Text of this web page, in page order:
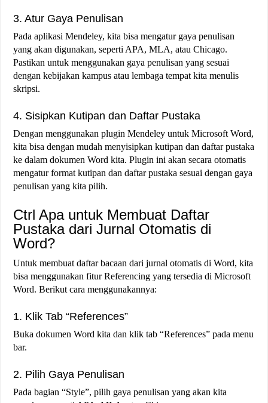
3. Atur Gaya Penulisan
Pada aplikasi Mendeley, kita bisa mengatur gaya penulisan
yang akan digunakan, seperti APA, MLA, atau Chicago.
Pastikan untuk menggunakan gaya penulisan yang sesuai
dengan kebijakan kampus atau lembaga tempat kita menulis
skripsi.
4. Sisipkan Kutipan dan Daftar Pustaka
Dengan menggunakan plugin Mendeley untuk Microsoft Word,
kita bisa dengan mudah menyisipkan kutipan dan daftar pustaka
ke dalam dokumen Word kita. Plugin ini akan secara otomatis
mengatur format kutipan dan daftar pustaka sesuai dengan gaya
penulisan yang kita pilih.
Ctrl Apa untuk Membuat Daftar
Pustaka dari Jurnal Otomatis di
Word?
Untuk membuat daftar bacaan dari jurnal otomatis di Word, kita
bisa menggunakan fitur Referencing yang tersedia di Microsoft
Word. Berikut cara menggunakannya:
1. Klik Tab “References”
Buka dokumen Word kita dan klik tab “References” pada menu
bar.
2. Pilih Gaya Penulisan
Pada bagian “Style”, pilih gaya penulisan yang akan kita